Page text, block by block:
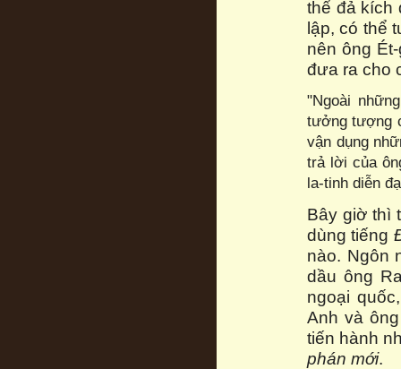
thể đả kích
lập, có thể
nên ông
đưa ra cho
"Ngoài
tưởng tượng
vận dụng
trả lời của
la-tinh diễn
Bây giờ thì
dùng tiếng
nào. Ngôn
dầu ông
ngoại
Anh và
tiến hành
phán mới.